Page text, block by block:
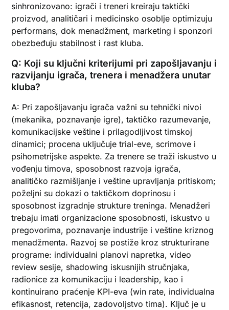
sinhronizovano: igrači i treneri kreiraju taktički
proizvod, analitičari i medicinsko osoblje optimizuju
performans, dok menadžment, marketing i sponzori
obezbeđuju stabilnost i rast kluba.
Q: Koji su ključni kriterijumi pri zapošljavanju i
razvijanju igrača, trenera i menadžera unutar
kluba?
A: Pri zapošljavanju igrača važni su tehnički nivoi
(mekanika, poznavanje igre), taktičko razumevanje,
komunikacijske veštine i prilagodljivost timskoj
dinamici; procena uključuje trial-eve, scrimove i
psihometrijske aspekte. Za trenere se traži iskustvo u
vođenju timova, sposobnost razvoja igrača,
analitičko razmišljanje i veštine upravljanja pritiskom;
poželjni su dokazi o taktičkom doprinosu i
sposobnost izgradnje strukture treninga. Menadžeri
trebaju imati organizacione sposobnosti, iskustvo u
pregovorima, poznavanje industrije i veštine kriznog
menadžmenta. Razvoj se postiže kroz strukturirane
programe: individualni planovi napretka, video
review sesije, shadowing iskusnijih stručnjaka,
radionice za komunikaciju i leadership, kao i
kontinuirano praćenje KPI-eva (win rate, individualna
efikasnost, retencija, zadovoljstvo tima). Ključ je u